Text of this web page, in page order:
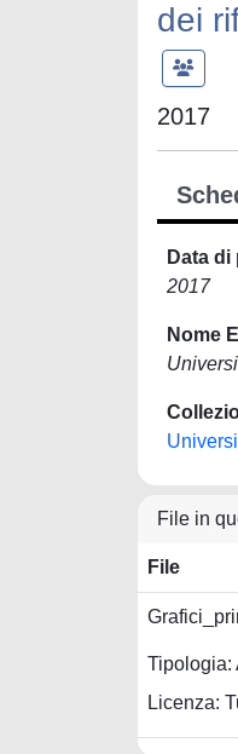
dei
2017
Data
2017
Nome
File in
File
Tipologia:
Licenza: